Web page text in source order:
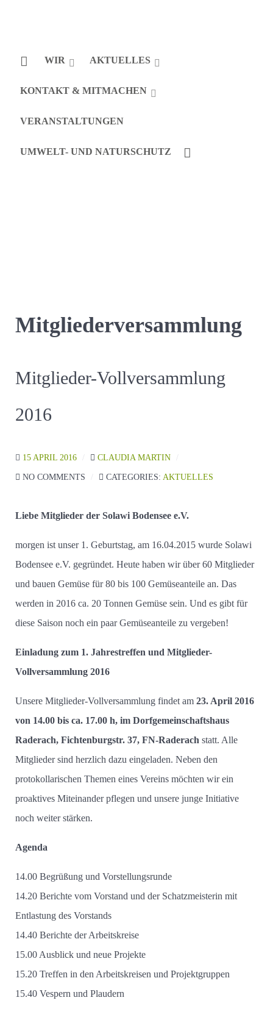
WIR AKTUELLES
KONTAKT & MITMACHEN
VERANSTALTUNGEN
UMWELT- UND NATURSCHUTZ
Mitgliederversammlung
Mitglieder-Vollversammlung
2016
15 APRIL 2016 CLAUDIA MARTIN
NO COMMENTS CATEGORIES: AKTUELLES
Liebe Mitglieder der Solawi Bodensee e.V.
morgen ist unser 1. Geburtstag, am 16.04.2015 wurde Solawi
Bodensee e.V. gegründet. Heute haben wir über 60 Mitglieder
und bauen Gemüse für 80 bis 100 Gemüseanteile an. Das
werden in 2016 ca. 20 Tonnen Gemüse sein. Und es gibt für
diese Saison noch ein paar Gemüseanteile zu vergeben!
Einladung zum 1. Jahrestreffen und Mitglieder-
Vollversammlung 2016
Unsere Mitglieder-Vollversammlung findet am 23. April 2016
von 14.00 bis ca. 17.00 h, im Dorfgemeinschaftshaus
Raderach, Fichtenburgstr. 37, FN-Raderach statt. Alle
Mitglieder sind herzlich dazu eingeladen. Neben den
protokollarischen Themen eines Vereins möchten wir ein
proaktives Miteinander pflegen und unsere junge Initiative
noch weiter stärken.
Agenda
14.00 Begrüßung und Vorstellungsrunde
14.20 Berichte vom Vorstand und der Schatzmeisterin mit
Entlastung des Vorstands
14.40 Berichte der Arbeitskreise
15.00 Ausblick und neue Projekte
15.20 Treffen in den Arbeitskreisen und Projektgruppen
15.40 Vespern und Plaudern